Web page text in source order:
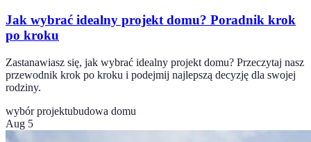
Jak wybrać idealny projekt domu? Poradnik krok
po kroku
Zastanawiasz się, jak wybrać idealny projekt domu? Przeczytaj nasz
przewodnik krok po kroku i podejmij najlepszą decyzję dla swojej
rodziny.
wybór projektubudowa domu
Aug 5